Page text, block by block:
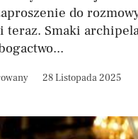
do
teraz. Smaki
28 Listopada 2025